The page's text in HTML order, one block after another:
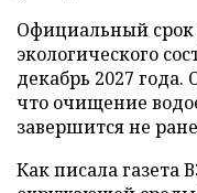
Официальный
экологического
декабрь 2027
что очищение
завершится не
Как писала газета